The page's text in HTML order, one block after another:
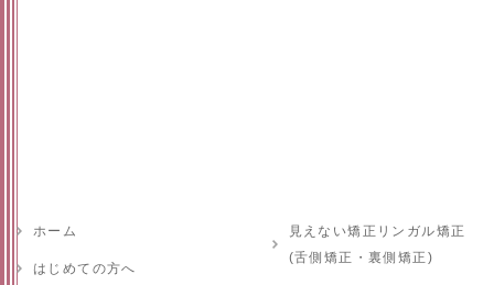
ホーム
はじめての方へ
見えない矯正リンガル矯正
(舌側矯正・裏側矯正)